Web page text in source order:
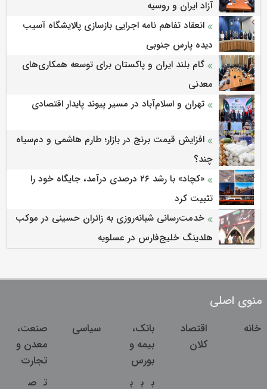
آزاد ایران و روسیه
انعقاد تفاهم نامه اجرایی بازسازی پالایشگاه آسیب
دیده پارس جنوبی
گام بلند ایران و پاکستان برای توسعه همکاری‌های
معدنی
تهران و اسلام‌آباد در مسیر پیوند پایدار اقتصادی
افزایش قیمت برنج در بازار؛ طارم هاشمی و دم‌سیاه
چند؟
«کچاد» با رشد ۲۶ درصدی درآمد، جایگاه خود را
تثبیت کرد
خدمت‌رسانی شبانه‌روزی به زائران حسینی در موکب
هلدینگ خلیج‌فارس در عسلویه
منوی اصلی
خانه
اقتصاد
کلان
بانک،
بیمه و
بورس
ب ب ب
سیاسی
صنعت،
معدن و
تجارت
ت ص